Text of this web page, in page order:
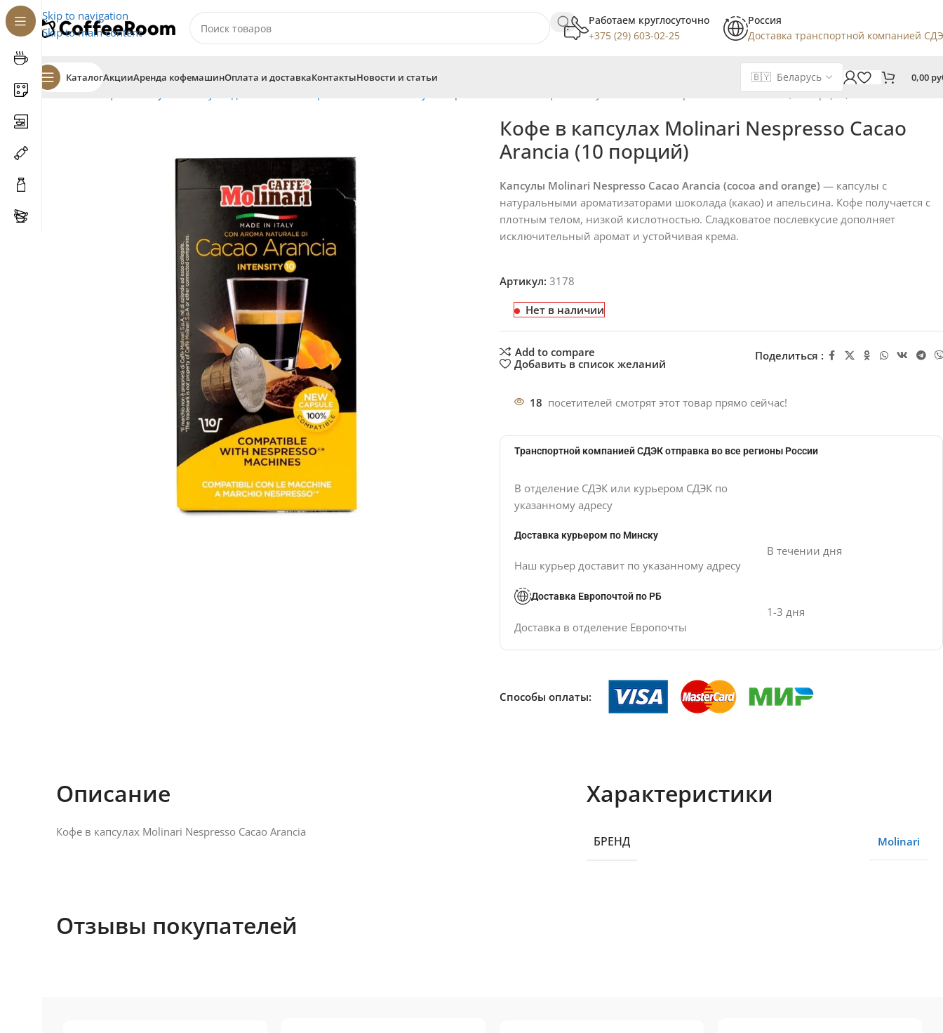
Skip to navigation
Skip to main content
Работаем круглосуточно
+375 (29) 603-02-25
Россия
Доставка транспортной компанией
КаталогАкцииАренда кофемашинОплата и доставкаКонтактыНовости и статьи 0,00
Главная Кофе в капсулах Molinari Nespresso Cаcao Arancia (10 порций)
Кофе в капсулах Molinari Nespresso Cаcao
Arancia (10 порций)
Капсулы Molinari Nespresso Cаcao Arancia (cocoa and orange) — капсулы с
натуральными ароматизаторами шоколада (какао) и апельсина. Кофе получается с
плотным телом, низкой кислотностью. Сладковатое послевкусие дополняет
исключительный аромат и устойчивая крема.
Артикул: 3178
Нет в наличии
Add to compare
Добавить в список желаний
Поделиться :
18 посетителей смотрят этот товар прямо сейчас!
Транспортной компанией СДЭК отправка во все регионы России
В отделение СДЭК или курьером СДЭК по
указанному адресу
Доставка курьером по Минску
Наш курьер доставит по указанному адресу
В течении дня
Доставка Европочтой по РБ
Доставка в отделение Европочты
1-3 дня
Способы оплаты:
Описание
Кофе в капсулах Molinari Nespresso Cаcao Arancia
Характеристики
БРЕНД Molinari
Отзывы покупателей